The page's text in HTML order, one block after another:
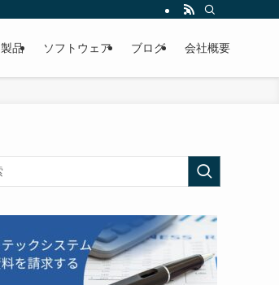
製品 ソフトウェア ブログ 会社概要